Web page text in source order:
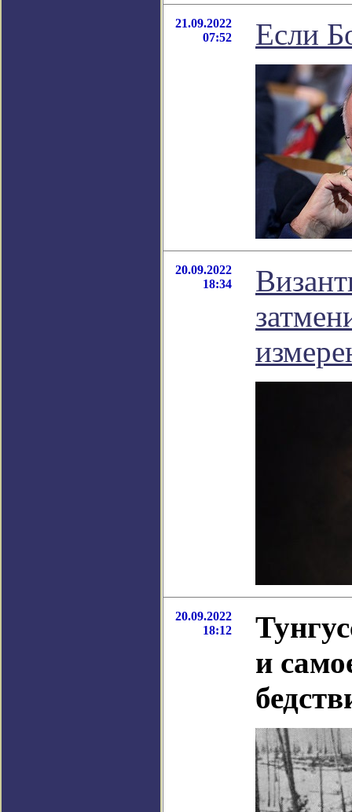
21.09.2022
07:52
Если
20.09.2022
18:34
20.09.2022
18:12
и